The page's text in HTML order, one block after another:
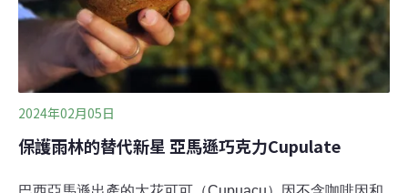
鐵道上的枕木等配件也可能因此面臨額外壓力，進而故
2024年02月05日
保護雨林的替代新星 亞馬遜巧克力Cupulate